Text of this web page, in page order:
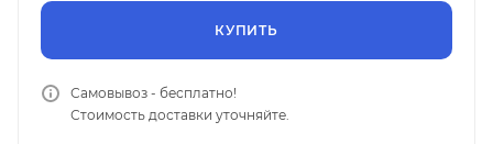
КУПИТЬ
Самовывоз - бесплатно!
Стоимость доставки уточняйте.